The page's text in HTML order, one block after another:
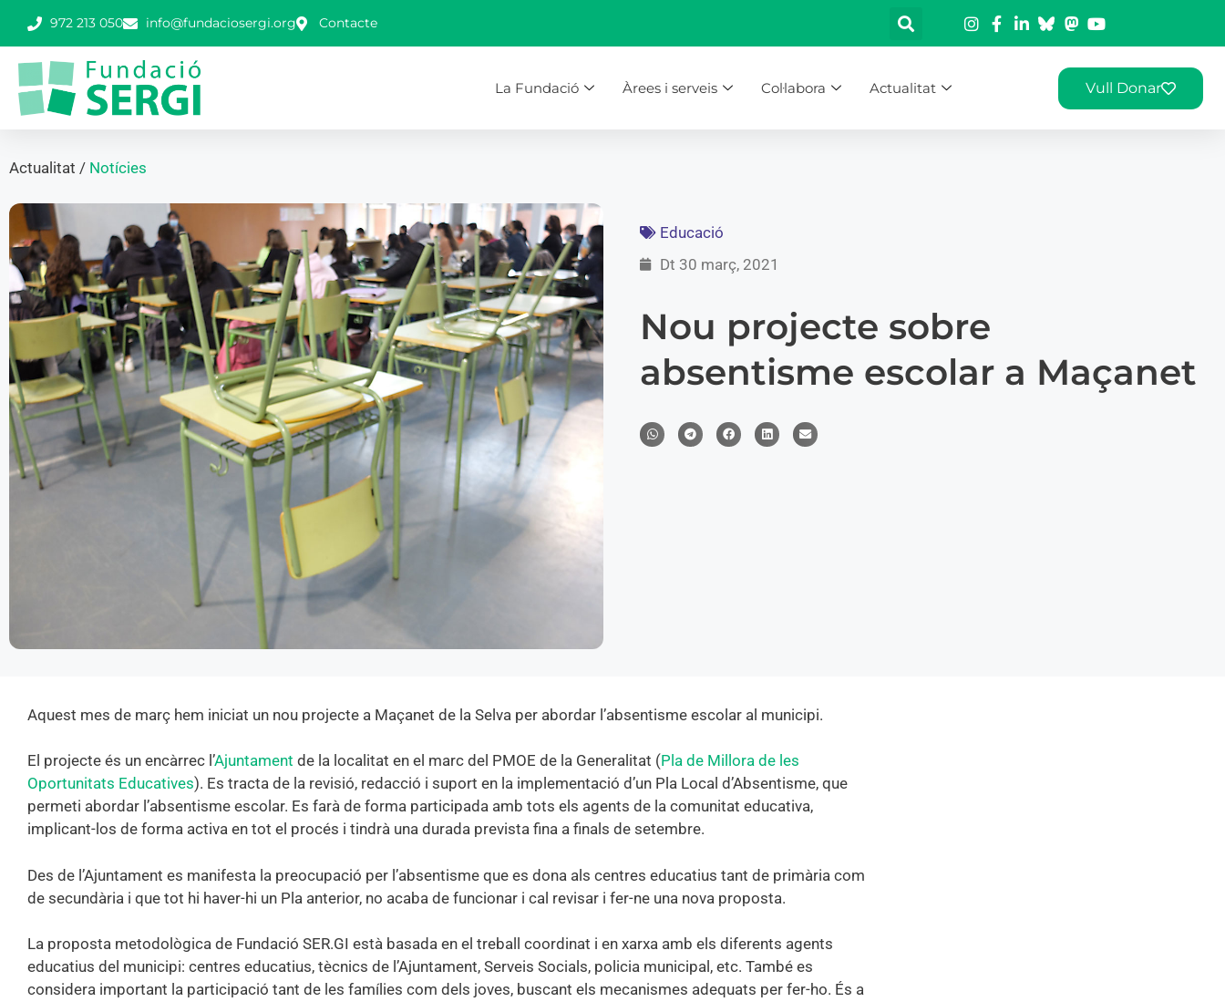
972 213 050 info@fundaciosergi.org Contacte
La Fundació Àrees i serveis Col·labora Actualitat Vull Donar
Actualitat / Notícies
Educació
Dt 30 març, 2021
Nou projecte sobre
absentisme escolar a Maçanet
Aquest mes de març hem iniciat un nou projecte a Maçanet de la Selva per abordar l’absentisme escolar al municipi.
El projecte és un encàrrec l’Ajuntament de la localitat en el marc del PMOE de la Generalitat (Pla de Millora de les
Oportunitats Educatives). Es tracta de la revisió, redacció i suport en la implementació d’un Pla Local d’Absentisme, que
permeti abordar l’absentisme escolar. Es farà de forma participada amb tots els agents de la comunitat educativa,
implicant-los de forma activa en tot el procés i tindrà una durada prevista fina a finals de setembre.
Des de l’Ajuntament es manifesta la preocupació per l’absentisme que es dona als centres educatius tant de primària com
de secundària i que tot hi haver-hi un Pla anterior, no acaba de funcionar i cal revisar i fer-ne una nova proposta.
La proposta metodològica de Fundació SER.GI està basada en el treball coordinat i en xarxa amb els diferents agents
educatius del municipi: centres educatius, tècnics de l’Ajuntament, Serveis Socials, policia municipal, etc. També es
considera important la participació tant de les famílies com dels joves, buscant els mecanismes adequats per fer-ho. És a